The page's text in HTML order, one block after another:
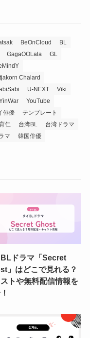
BeOnCloud
BL
GagaOOLala
GL
Chalard
U-NEXT
Viki
YouTube
俳優
テンプレート
仁 台湾BL
台湾ドラマ
マ 韓国俳優
ドラマ「Secret
」はどこで見れる？
トや無料配信情報を